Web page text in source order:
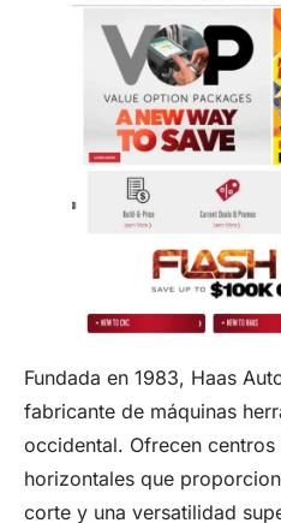
Fundada en 1983, Haas
fabricante de máquinas
occidental. Ofrecen
horizontales que
corte y una versatilidad